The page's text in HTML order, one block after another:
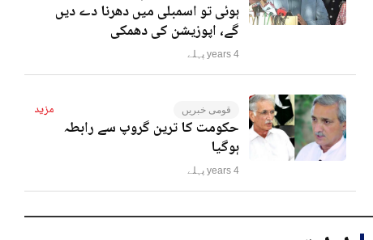
ہوئی تو اسمبلی میں دھرنا دے دیں
گے، اپوزیشن کی دھمکی
4 years پہلے
قومی خبریں مزید
حکومت کا ترین گروپ سے رابطہ
ہوگیا
4 years پہلے